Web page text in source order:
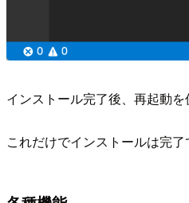
インストール完了後、再起動を
これだけでインストールは完了